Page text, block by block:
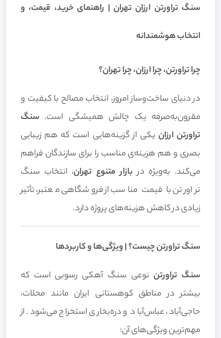
سنگ تراورتن ارزان تهران | راهنمای خرید، قیمت، و
انتخاب هوشمندانه
چرا تراورتن، چرا ارزان، چرا تهران؟
در دنیای ساخت‌وساز امروز، انتخاب مصالح با کیفیت و
مقرون‌به‌صرفه یک چالش همیشگی است. سنگ
تراورتن ارزان یکی از گزینه‌هایی است که هم زیبایی
بصری و هم هزینه‌ی مناسب را برای سازندگان فراهم
می‌کند. به‌ویژه در بازار متنوع تهران، انتخاب سنگ
تراورتن با قیمت مناسب از فروشگاهی معتبر، تأثیر
زیادی در کاهش هزینه‌های پروژه دارد.
سنگ تراورتن چیست؟ | ویژگی‌ها و کاربردها
سنگ تراورتن نوعی سنگ آهکی رسوبی است که
بیشتر در مناطق کوهستانی ایران مانند محلات،
حاجی‌آباد، عباس‌آباد و دره‌بخاری استخراج می‌شود. از
مهم‌ترین ویژگی‌های آن: